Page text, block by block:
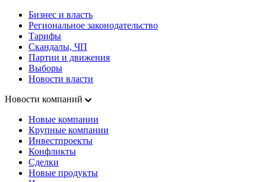
Бизнес и власть
Региональное законодательство
Тарифы
Скандалы, ЧП
Партии и движения
Выборы
Новости власти
Новости компаний
Новые компании
Крупные компании
Инвестпроекты
Конфликты
Сделки
Новые продукты